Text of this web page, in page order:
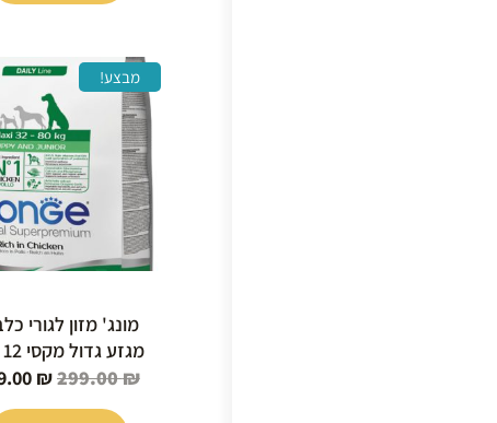
מבצע!
מונג' מזון לגורי
מגזע גדול מקסי 12 ק"ג
299.00₪
המחיר
המקורי
היה:
₪.
₪